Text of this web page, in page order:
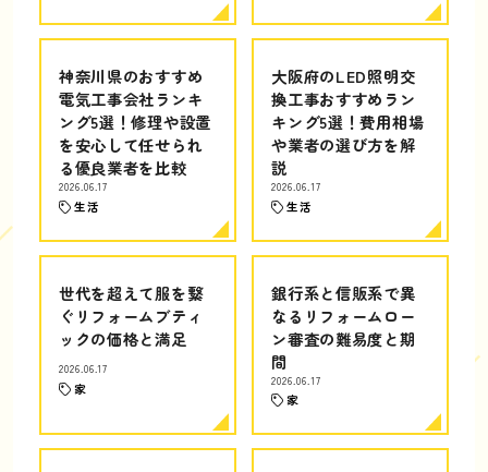
神奈川県のおすすめ
電気工事会社ランキ
ング5選！修理や設置
を安心して任せられ
る優良業者を比較
2026.06.17
生活
大阪府のLED照明交
換工事おすすめラン
キング5選！費用相場
や業者の選び方を解
説
2026.06.17
生活
世代を超えて服を繋
ぐリフォームブティ
ックの価格と満足
2026.06.17
家
銀行系と信販系で異
なるリフォームロー
ン審査の難易度と期
間
2026.06.17
家